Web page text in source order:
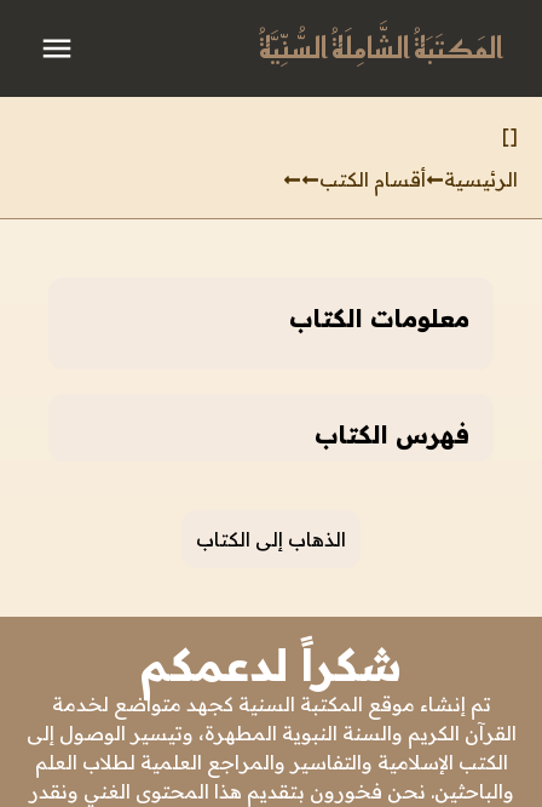
المَكتَبَةُ الشَّامِلَةُ السُّنِّيَّةُ
[
]
الرئيسية
أقسام الكتب
معلومات الكتاب
فهرس الكتاب
الذهاب إلى الكتاب
شكراً لدعمكم
تم إنشاء موقع المكتبة السنية كجهد متواضع لخدمة
القرآن الكريم والسنة النبوية المطهرة، وتيسير الوصول إلى
الكتب الإسلامية والتفاسير والمراجع العلمية لطلاب العلم
والباحثين. نحن فخورون بتقديم هذا المحتوى الغني ونقدر